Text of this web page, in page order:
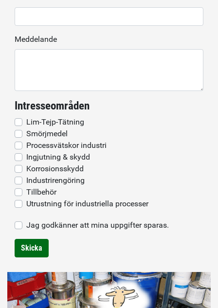
Meddelande
Intresseområden
Lim-Tejp-Tätning
Smörjmedel
Processvätskor industri
Ingjutning & skydd
Korrosionsskydd
Industrirengöring
Tillbehör
Utrustning för industriella processer
Jag godkänner att mina uppgifter sparas.
Skicka